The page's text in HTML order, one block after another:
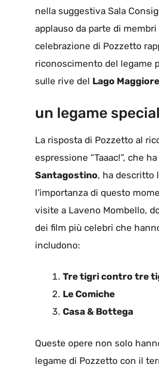
nella suggestiva Sala
applauso da parte di
celebrazione di Pozzetto
riconoscimento del legame
sulle rive del Lago Maggiore
un legame
La risposta di Pozzetto al
espressione “Taaac!”, che
Santagostino, ha descritto
l’importanza di questo
visite a Laveno Mombello,
dei film più celebri che
includono:
Tre tigri contro tre
Le Comiche
Casa & Bottega
Queste opere non solo
legame di Pozzetto con il